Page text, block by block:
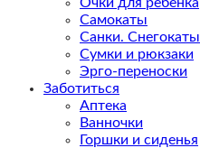
Самокаты
Санки. Снегокаты
Сумки и рюкзаки
Эрго-переноски
Заботиться
Аптека
Ванночки
Горшки и сиденья